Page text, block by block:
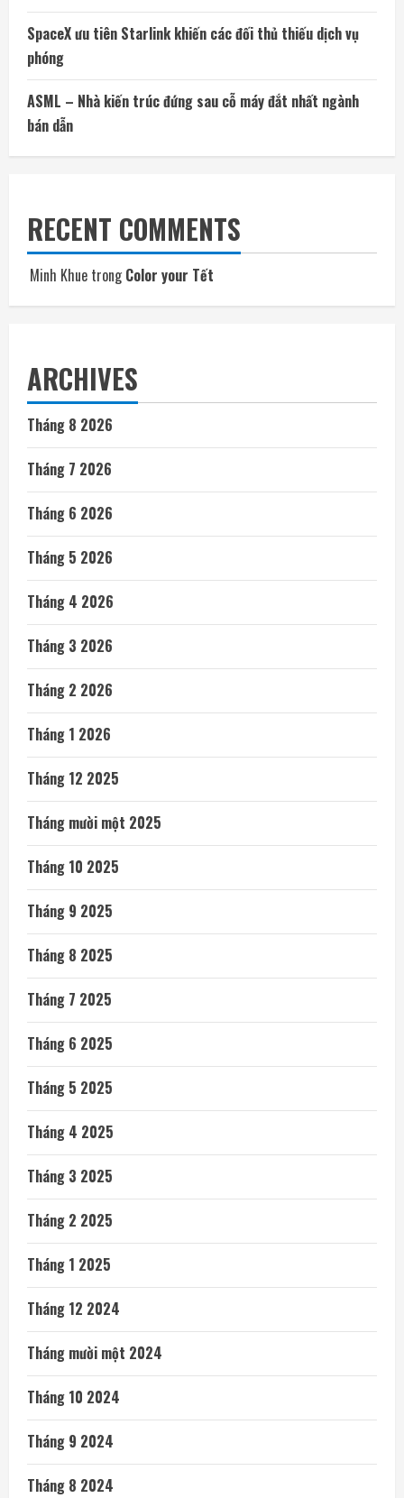
SpaceX ưu tiên Starlink khiến các đối thủ thiếu dịch vụ
phóng
ASML – Nhà kiến trúc đứng sau cỗ máy đắt nhất ngành
bán dẫn
RECENT COMMENTS
Minh Khue trongColor your Tết
ARCHIVES
Tháng 8 2026
Tháng 7 2026
Tháng 6 2026
Tháng 5 2026
Tháng 4 2026
Tháng 3 2026
Tháng 2 2026
Tháng 1 2026
Tháng 12 2025
Tháng mười một 2025
Tháng 10 2025
Tháng 9 2025
Tháng 8 2025
Tháng 7 2025
Tháng 6 2025
Tháng 5 2025
Tháng 4 2025
Tháng 3 2025
Tháng 2 2025
Tháng 1 2025
Tháng 12 2024
Tháng mười một 2024
Tháng 10 2024
Tháng 9 2024
Tháng 8 2024